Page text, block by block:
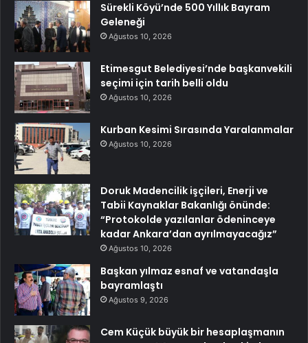
Sürekli Köyü’nde 500 Yıllık Bayram
Geleneği
Ağustos 10, 2026
Etimesgut Belediyesi’nde başkanvekili
seçimi için tarih belli oldu
Ağustos 10, 2026
Kurban Kesimi Sırasında Yaralanmalar
Ağustos 10, 2026
Doruk Madencilik işçileri, Enerji ve
Tabii Kaynaklar Bakanlığı önünde:
“Protokolde yazılanlar ödeninceye
kadar Ankara’dan ayrılmayacağız”
Ağustos 10, 2026
Başkan yılmaz esnaf ve vatandaşla
bayramlaştı
Ağustos 9, 2026
Cem Küçük büyük bir hesaplaşmanın